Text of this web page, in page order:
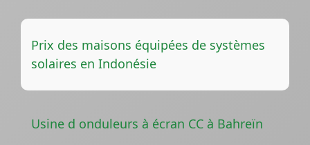
Prix ​​des maisons équipées de systèmes
solaires en Indonésie
Usine d onduleurs à écran CC à Bahreïn